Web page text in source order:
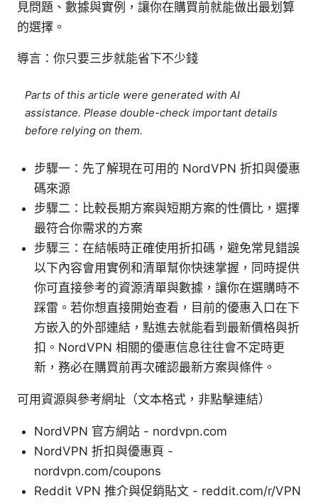
見問題、數據與實例，讓你在購買前就能做出最划算
的選擇。
導言：你只要三步就能省下不少錢
Parts of this article were generated with AI
assistance. Please double-check important details
before relying on them.
步驟一：先了解現在可用的 NordVPN 折扣與優惠
碼來源
步驟二：比較長期方案與短期方案的性價比，選擇
最符合你需求的方案
步驟三：在結帳時正確使用折扣碼，避免常見錯誤
以下內容會用實例和清單幫你快速掌握，同時提供
你可直接參考的資源清單與數據，讓你在選購時不
踩雷。若你想直接開始查看，目前的優惠入口在下
方嵌入的外部連結，點進去就能看到最新價格與折
扣。NordVPN 相關的優惠信息往往會不定時更
新，務必在購買前再次確認最新方案與條件。
可用資源與參考網址（文本格式，非點擊連結）
NordVPN 官方網站 - nordvpn.com
NordVPN 折扣與優惠頁 -
nordvpn.com/coupons
Reddit VPN 推介與促銷貼文 - reddit.com/r/VPN